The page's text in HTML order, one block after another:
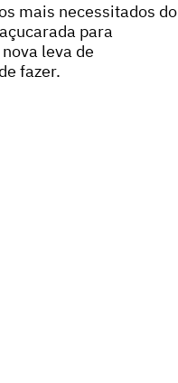
mais necessitados do
para
leva de
fazer.